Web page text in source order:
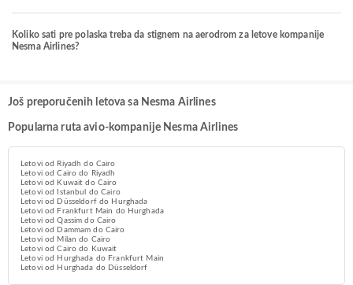
Koliko sati pre polaska treba da stignem na aerodrom za letove kompanije
Nesma Airlines?
Još preporučenih letova sa Nesma Airlines
Popularna ruta avio-kompanije Nesma Airlines
Letovi od Riyadh do Cairo
Letovi od Cairo do Riyadh
Letovi od Kuwait do Cairo
Letovi od Istanbul do Cairo
Letovi od Düsseldorf do Hurghada
Letovi od Frankfurt Main do Hurghada
Letovi od Qassim do Cairo
Letovi od Dammam do Cairo
Letovi od Milan do Cairo
Letovi od Cairo do Kuwait
Letovi od Hurghada do Frankfurt Main
Letovi od Hurghada do Düsseldorf